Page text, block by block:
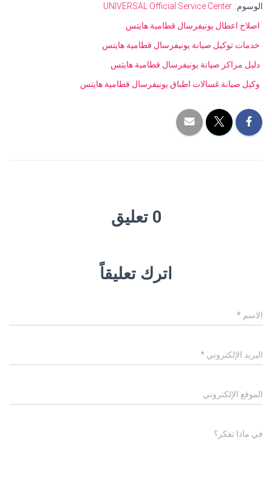
الوسوم: UNIVERSAL Official Service Center
اصلاح اعطال يونيفرسال قطامية هايتس
خدمات توكيل صيانة يونيفرسال قطامية هايتس
دليل مراكز صيانة يونيفرسال قطامية هايتس
وكيل صيانة غسالات اطباق يونيفرسال قطامية هايتس
0 تعليق
اترك تعليقاً
الاسم *
البريد الإلكتروني *
الموقع الإلكتروني
في ماذا تفكر؟